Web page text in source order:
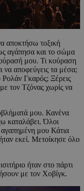
αποκτήσω τοξική
αγάπησα και το σώμα
μου. Τι κούραση
να αποφεύγεις τα μέσα;
Γκαρός; Ξέρεις
τον Τζόνας χωρίς να
μου. Κανένα
καταλάβει. Όλοι
μου Κάτια
εκεί. Μετοίκησε όλο
ήταν στο πάρτι
με τον Χοβίγκ.